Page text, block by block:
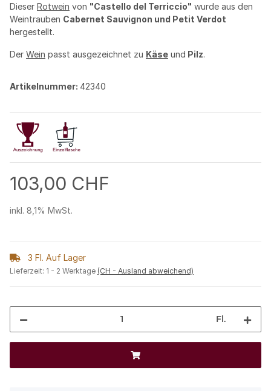
Dieser Rotwein von "Castello del Terriccio" wurde aus den
Weintrauben Cabernet Sauvignon und Petit Verdot
hergestellt.
Der Wein passt ausgezeichnet zu Käse und Pilz.
Artikelnummer: 42340
103,00 CHF
inkl. 8,1% MwSt.
3 Fl. Auf Lager
Lieferzeit: 1 - 2 Werktage (CH - Ausland abweichend)
Fl.